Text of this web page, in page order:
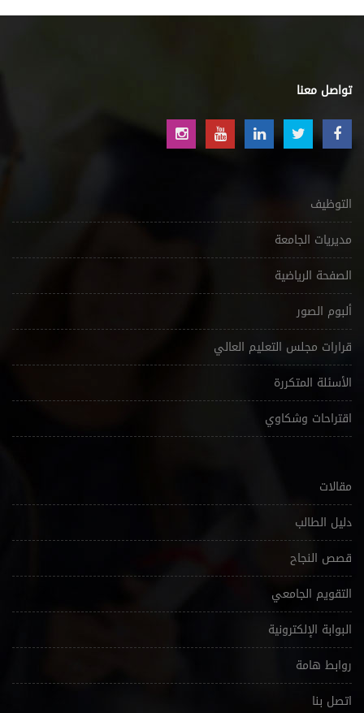
تواصل معنا
التوظيف
مديريات الجامعة
الصفحة الرياضية
ألبوم الصور
قرارات مجلس التعليم العالي
الأسئلة المتكررة
اقتراحات وشكاوي
مقالات
دليل الطالب
قصص النجاح
التقويم الجامعي
البوابة الإلكترونية
روابط هامة
اتصل بنا